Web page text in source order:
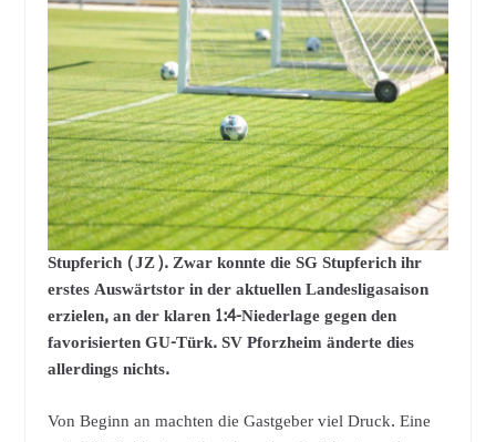
Stupferich (JZ). Zwar konnte die SG Stupferich ihr
erstes Auswärtstor in der aktuellen Landesligasaison
erzielen, an der klaren 1:4-Niederlage gegen den
favorisierten GU-Türk. SV Pforzheim änderte dies
allerdings nichts.
Von Beginn an machten die Gastgeber viel Druck. Eine